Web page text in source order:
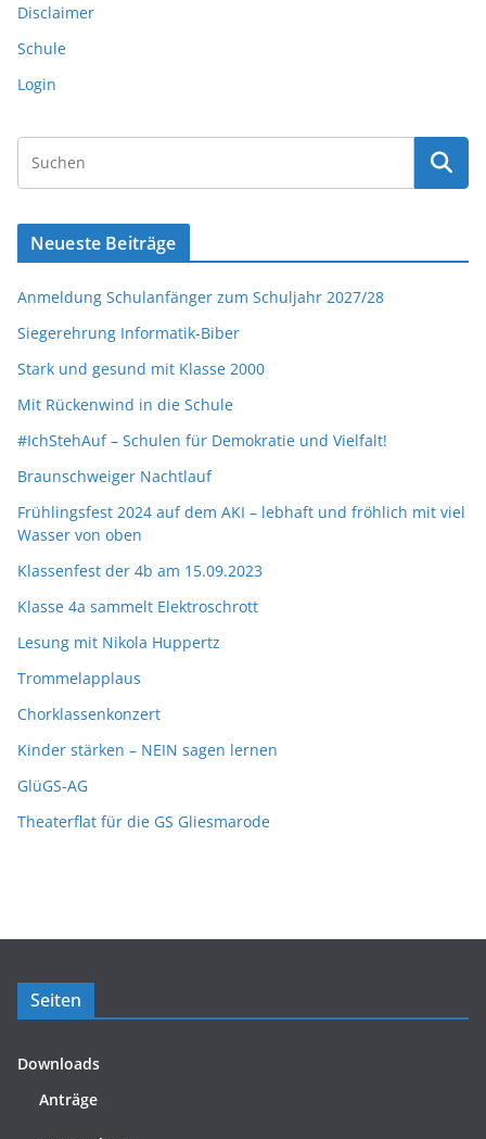
Disclaimer
Schule
Login
Neueste Beiträge
Anmeldung Schulanfänger zum Schuljahr 2027/28
Siegerehrung Informatik-Biber
Stark und gesund mit Klasse 2000
Mit Rückenwind in die Schule
#IchStehAuf – Schulen für Demokratie und Vielfalt!
Braunschweiger Nachtlauf
Frühlingsfest 2024 auf dem AKI – lebhaft und fröhlich mit viel
Wasser von oben
Klassenfest der 4b am 15.09.2023
Klasse 4a sammelt Elektroschrott
Lesung mit Nikola Huppertz
Trommelapplaus
Chorklassenkonzert
Kinder stärken – NEIN sagen lernen
GlüGS-AG
Theaterflat für die GS Gliesmarode
Seiten
Downloads
Anträge